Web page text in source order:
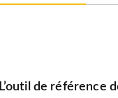
L’outil de référence